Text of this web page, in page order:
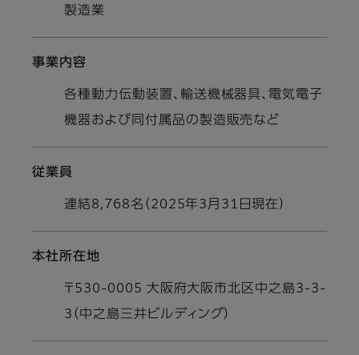
製造業
事業内容
各種動力伝動装置、輸送機械器具、電気電子
機器および同付属品の製造販売など
従業員
連結8,768名（2025年3月31日現在）
本社所在地
〒530-0005 大阪府大阪市北区中之島3-3-
3（中之島三井ビルディング）